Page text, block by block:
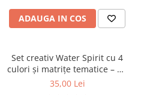
ADAUGA IN COS
Set creativ Water Spirit cu 4
culori și matrițe tematice – Kit
pentru figurine gelatinoase
35,00 Lei